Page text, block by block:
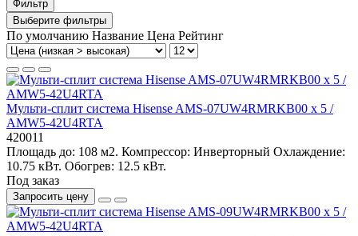
Фильтр
Выберите фильтры
По умолчанию Название Цена Рейтинг
Мульти-сплит система Hisense AMS-07UW4RMRKB00 x 5 /
AMW5-42U4RTA
420011
Площадь до: 108 м2. Компрессор: Инверторный Охлаждение:
10.75 кВт. Обогрев: 12.5 кВт.
Под заказ
Запросить цену